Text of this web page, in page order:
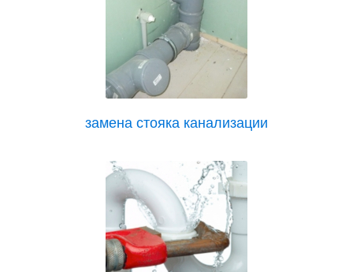
замена стояка канализации